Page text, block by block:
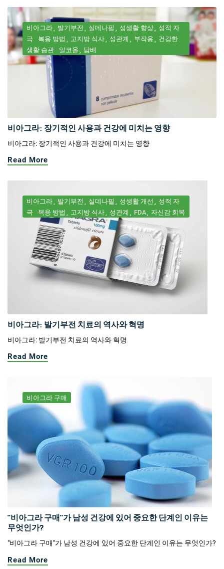
비아그라 발기부전 실데나필 성생활 향상
성적 자
극
복용 방법 고지방 식사 성관계 부작용
건강한
생활 습관
알코올 담배
비아그라: 장기적인 사용과 건강에 미치는 영향
비아그라: 장기적인 사용과 건강에 미치는 영향
Read More
비아그라 발기부전 실데나필 성생활 개선
성적 자
극
복용 방법 고지방 식사 성관계 FDA 자신감 회복
비아그라: 발기부전 치료의 역사와 혁명
비아그라: 발기부전 치료의 역사와 혁명
Read More
비아그라 구매
"비아그라 구매"가 남성 건강에 있어 중요한 단계인 이유는
무엇인가?
"비아그라 구매"가 남성 건강에 있어 중요한 단계인 이유는 무엇인가?
Read More